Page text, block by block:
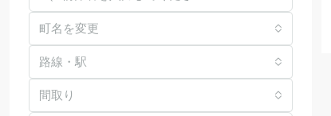
町名を変更
路線・駅
間取り